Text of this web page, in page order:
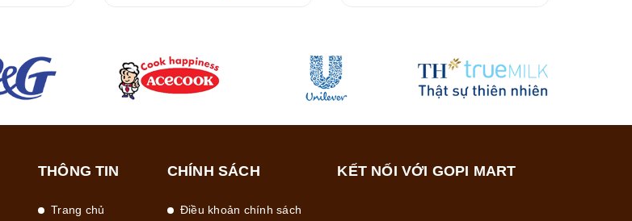
THÔNG TIN
Trang chủ
CHÍNH SÁCH
Điều khoản chính sách
KẾT NỐI VỚI GOPI MART